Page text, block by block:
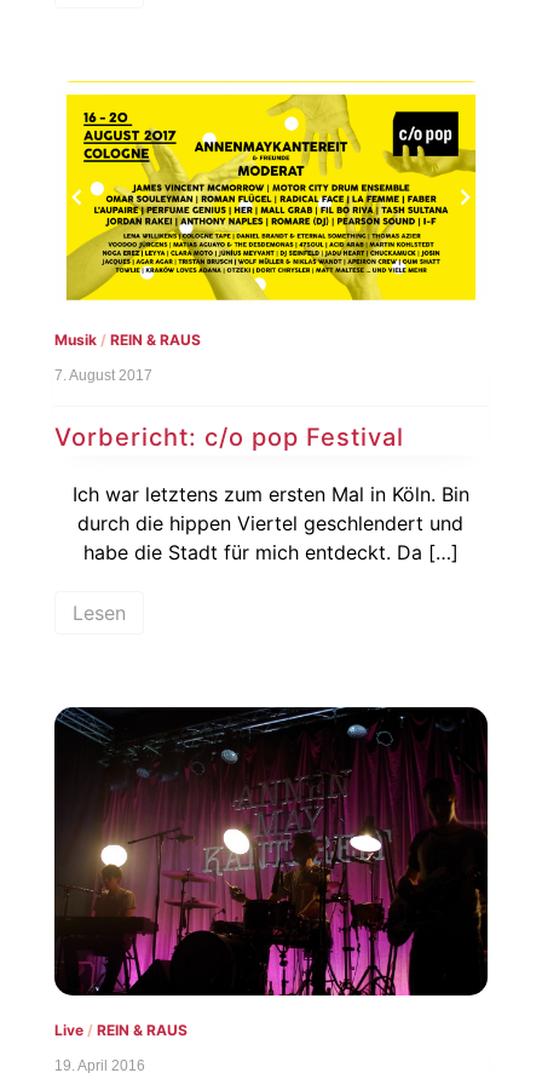
Musik/ REIN & RAUS
7. August 2017
Vorbericht: c/o pop Festival
Ich war letztens zum ersten Mal in Köln. Bin
durch die hippen Viertel geschlendert und
habe die Stadt für mich entdeckt. Da […]
Lesen
Live/ REIN & RAUS
19. April 2016